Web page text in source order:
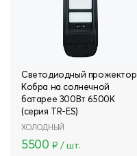
Светодиодный прожектор
Кобра на солнечной
батарее 300Вт 6500К
(серия TR-ES)
ХОЛОДНЫЙ
5500₽ / шт.